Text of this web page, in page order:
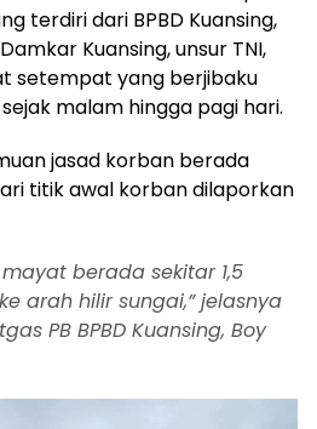
terdiri dari BPBD Kuansing,
Kuansing, unsur TNI,
setempat yang berjibaku
malam hingga pagi hari.
jasad korban berada
titik awal korban dilaporkan
berada sekitar 1,5
arah hilir sungai,” jelasnya
PB BPBD Kuansing, Boy